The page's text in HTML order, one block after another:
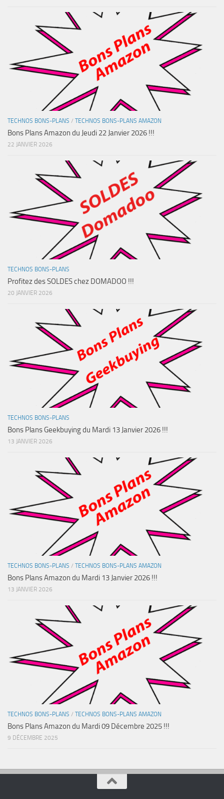
TECHNOS BONS-PLANS / TECHNOS BONS-PLANS AMAZON
Bons Plans Amazon du Jeudi 22 Janvier 2026 !!!
22 JANVIER 2026
TECHNOS BONS-PLANS
Profitez des SOLDES chez DOMADOO !!!
20 JANVIER 2026
TECHNOS BONS-PLANS
Bons Plans Geekbuying du Mardi 13 Janvier 2026 !!!
13 JANVIER 2026
TECHNOS BONS-PLANS / TECHNOS BONS-PLANS AMAZON
Bons Plans Amazon du Mardi 13 Janvier 2026 !!!
13 JANVIER 2026
TECHNOS BONS-PLANS / TECHNOS BONS-PLANS AMAZON
Bons Plans Amazon du Mardi 09 Décembre 2025 !!!
9 DÉCEMBRE 2025